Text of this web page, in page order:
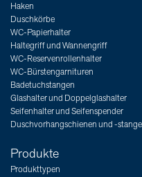
Haken
Duschkörbe
WC-Papierhalter
Haltegriff und Wannengriff
WC-Reservenrollenhalter
WC-Bürstengarnituren
Badetuchstangen
Glashalter und Doppelglashalter
Seifenhalter und Seifenspender
Duschvorhangschienen und -
Produkte
Produkttypen